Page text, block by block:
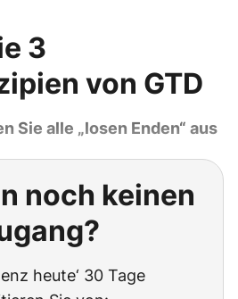
3
von GTD
Sie alle „losen Enden“ aus
noch keinen
heute‘ 30 Tage